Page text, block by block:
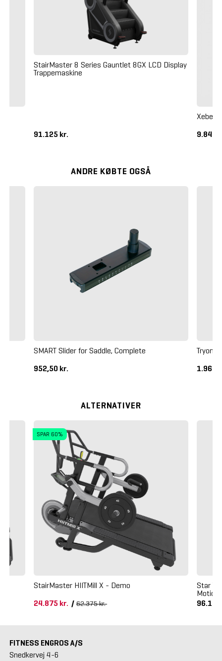
StairMaster 8 Series Gauntlet 8GX LCD Display
Trappemaskine
91.125 kr.
Xebex
9.845
ANDRE KØBTE OGSÅ
SMART Slider for Saddle, Complete
952,50 kr.
Tryon
1.965
ALTERNATIVER
SPAR 60%
StairMaster HIITMill X - Demo
24.875 kr. / 62.375 kr.
Star
FITNESS ENGROS A/S
Snedkervej 4-6